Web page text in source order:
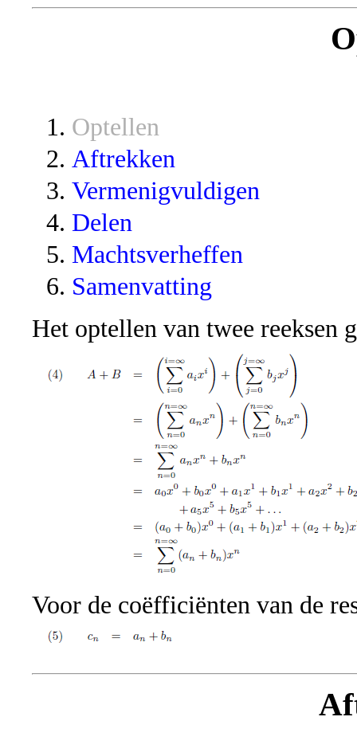
Optellen
Aftrekken
Vermenigvuldigen
Delen
Machtsverheffen
Samenvatting
Het optellen van twee reeksen
Voor de coëfficiënten van de